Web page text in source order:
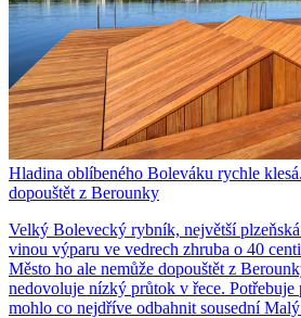
Hladina oblíbeného Boleváku rychle
dopouštět z Berounky
Velký Bolevecký rybník, největší
vinou výparu ve vedrech zhruba o 40
Město ho ale nemůže dopouštět z
nedovoluje nízký průtok v řece. Potřebuje
mohlo co nejdříve odbahnit sousední